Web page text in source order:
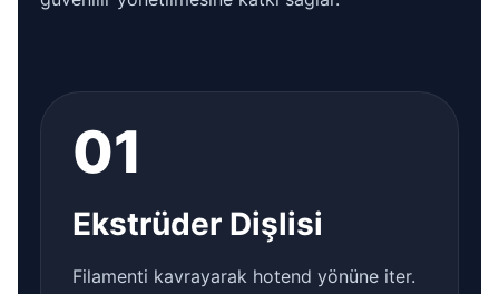
01
Ekstrüder Dişlisi
Filamenti kavrayarak hotend yönüne iter.